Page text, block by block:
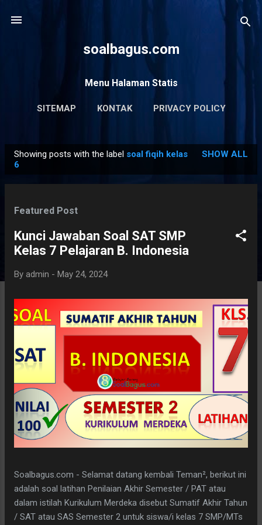
soalbagus.com
Menu Halaman Statis
SITEMAP KONTAK PRIVACY POLICY
Showing posts with the label soal fiqih kelas
6
SHOW ALL
Featured Post
Kunci Jawaban Soal SAT SMP
Kelas 7 Pelajaran B. Indonesia
By admin - May 24, 2024
Soalbagus.com - Selamat datang kembali Teman², berikut ini
adalah soal latihan Penilaian Akhir Semester / PAT atau
dalam istilah Kurikulum Merdeka disebut Sumatif Akhir Tahun
/ SAT atau SAS Semester 2 untuk siswa/i kelas 7 SMP/MTs